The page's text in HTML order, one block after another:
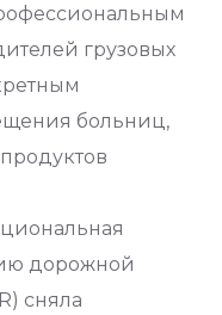
грузовых
больниц,
дорожной
сняла